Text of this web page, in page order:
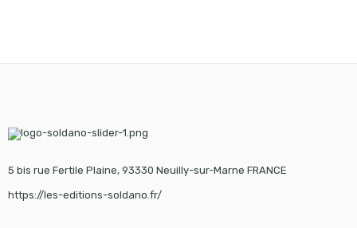
5 bis rue Fertile Plaine, 93330 Neuilly-sur-Marne FRANCE
https://les-editions-soldano.fr/